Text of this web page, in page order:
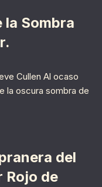
la Sombra
Cullen Al ocaso
la oscura sombra de
del
Rojo de